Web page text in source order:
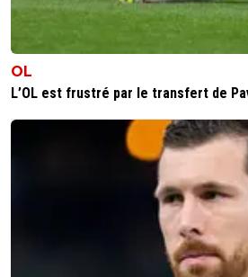
OL
L’OL est frustré par le transfert de